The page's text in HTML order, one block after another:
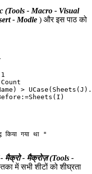
(Tools - Macro - Visual
- Modle ) और इस पाठ को
>
गया था "
- मैक्रो - मैक्रोज़(Tools -
में सभी शीटों को शीघ्रता